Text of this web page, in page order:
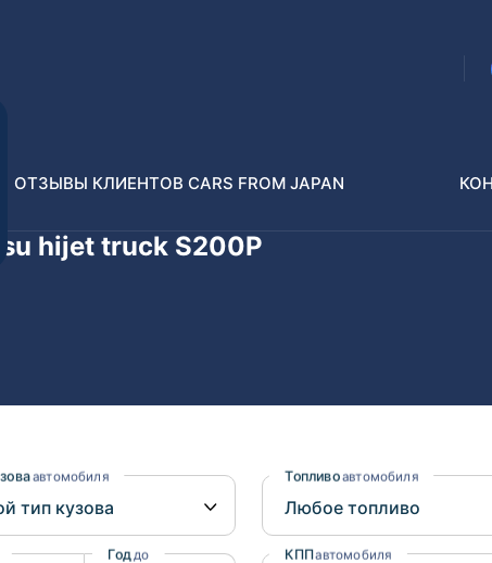
Toyota
Mazda
Isuzu
BMW
ОТЗЫВЫ КЛИЕНТОВ CARS FROM JAPAN
hijet truck S200P
автомобиля
Год до
Топливоавтомобиля
КППавтомобиля